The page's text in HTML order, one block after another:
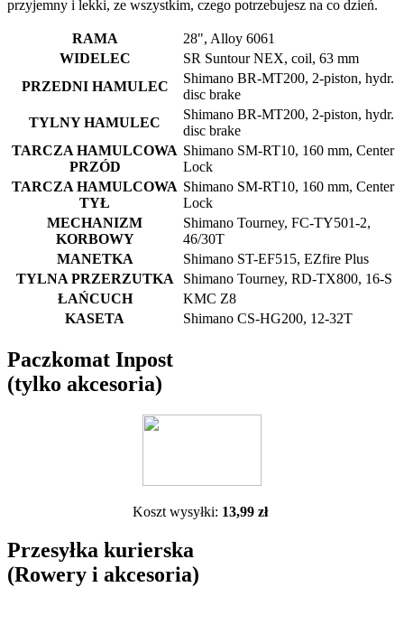
przyjemny i lekki, ze wszystkim, czego potrzebujesz na co dzień.
RAMA
28", Alloy 6061
WIDELEC
SR Suntour NEX, coil, 63 mm
PRZEDNI HAMULEC
Shimano BR-MT200, 2-piston, hydr.
disc brake
TYLNY HAMULEC
Shimano BR-MT200, 2-piston, hydr.
disc brake
TARCZA HAMULCOWA
PRZÓD
Shimano SM-RT10, 160 mm, Center
Lock
TARCZA HAMULCOWA
TYŁ
Shimano SM-RT10, 160 mm, Center
Lock
MECHANIZM
KORBOWY
Shimano Tourney, FC-TY501-2,
46/30T
MANETKA
Shimano ST-EF515, EZfire Plus
TYLNA PRZERZUTKA
Shimano Tourney, RD-TX800, 16-S
ŁAŃCUCH
KMC Z8
KASETA
Shimano CS-HG200, 12-32T
Paczkomat Inpost
(tylko akcesoria)
Koszt wysyłki: 13,99 zł
Przesyłka kurierska
(Rowery i akcesoria)